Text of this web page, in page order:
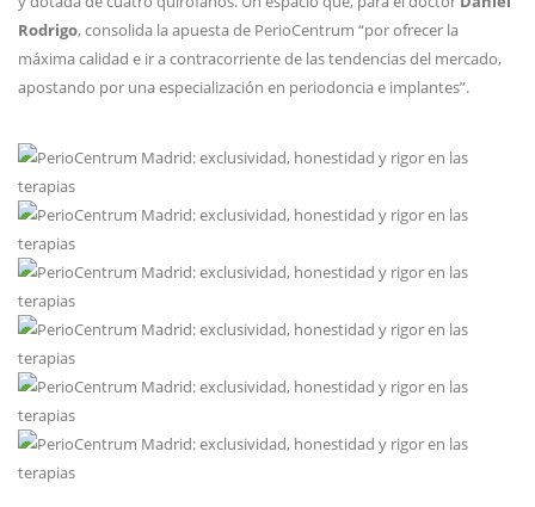
Rodrigo, consolida la apuesta de PerioCentrum “por ofrecer la
máxima calidad e ir a contracorriente de las tendencias del mercado,
apostando por una especialización en periodoncia e implantes”.